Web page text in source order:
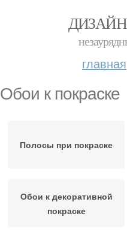
ДИЗАЙН
главная
Обои к покраске
Полосы при покраске
Обои к декоративной
покраске